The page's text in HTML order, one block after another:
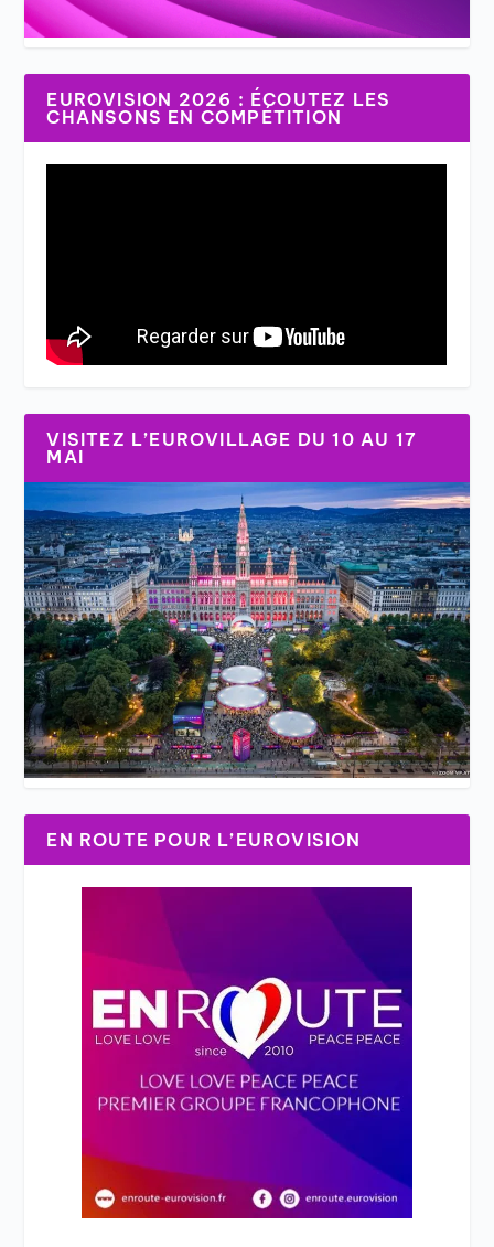
EUROVISION 2026 : ÉCOUTEZ LES
CHANSONS EN COMPÉTITION
VISITEZ L’EUROVILLAGE DU 10 AU 17
MAI
EN ROUTE POUR L’EUROVISION